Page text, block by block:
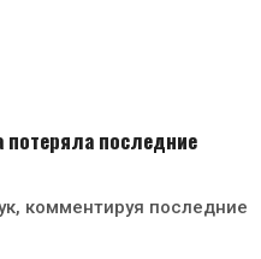
потеряла последние
комментируя последние